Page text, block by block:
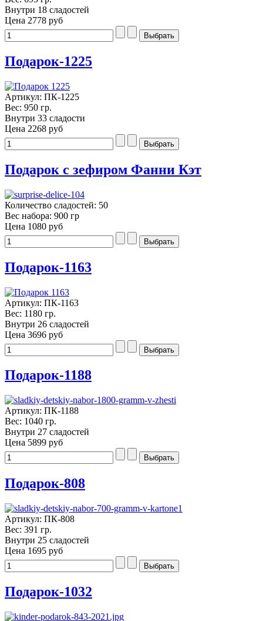
Внутри 18 сладостей
Цена 2778 руб
Подарок-1225
Артикул: ПК-1225
Вес: 950 гр.
Внутри 33 сладости
Цена 2268 руб
Подарок с зефиром Фанни Кэт
Количество сладостей: 50
Вес набора: 900 гр
Цена 1080 руб
Подарок-1163
Артикул: ПК-1163
Вес: 1180 гр.
Внутри 26 сладостей
Цена 3696 руб
Подарок-1188
Артикул: ПК-1188
Вес: 1040 гр.
Внутри 27 сладостей
Цена 5899 руб
Подарок-808
Артикул: ПК-808
Вес: 391 гр.
Внутри 25 сладостей
Цена 1695 руб
Подарок-1032